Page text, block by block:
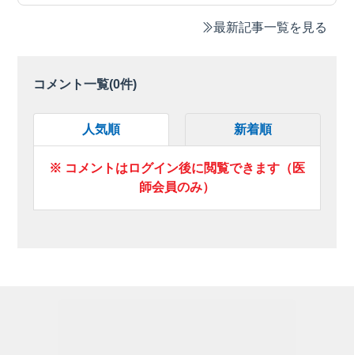
最新記事一覧を見る
コメント一覧(0件)
人気順 新着順
※ コメントはログイン後に閲覧できます（医
師会員のみ）